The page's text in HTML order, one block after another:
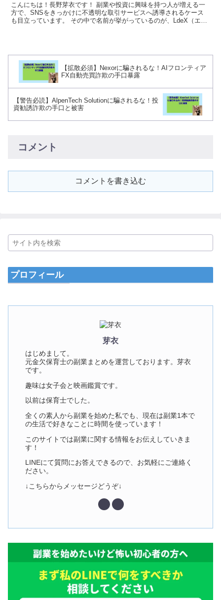
こんにちは！長野芽衣です！ 副業や投資に興味を持つ人が増える一
方で、SNSをきっかけに不透明な取引サービスへ誘導されるケース
も目立っています。 その中で名前が挙がっているのが、LdeX（エル
【拡散必須】Nexorに騙されるな！AIフロンティア
FX自動売買詐欺の手口暴露
【警告必読】AlpenTech Solutionに騙されるな！投
資勧誘詐欺の手口と被害
コメント
コメントを書き込む
プロフィール
芽衣
はじめまして。
元金欠保育士の副業まとめを運営しております。芽衣
です。
趣味は女子会と映画鑑賞です。
以前は保育士でした。
全くの素人から副業を始めた私でも、現在は副業1本で
の生活で好きなことに時間を使っています！
このサイトでは副業に関する情報をお伝えしていきま
す！
LINEにて質問にお答えできるので、お気軽にご連絡く
ださい。
↓こちらからメッセージどうぞ↓